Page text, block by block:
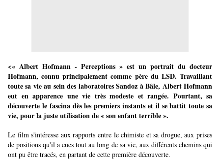
<« Albert Hofmann - Perceptions » est un portrait du docteur
Hofmann, connu principalement comme père du LSD. Travaillant
toute sa vie au sein des laboratoires Sandoz à Bâle, Albert Hofmann
eut en apparence une vie très modeste et rangée. Pourtant, sa
découverte le fascina dès les premiers instants et il se battit toute sa
vie, pour la juste utilisation de « son enfant terrible ».
Le film s'intéresse aux rapports entre le chimiste et sa drogue, aux prises
de positions qu'il a eues tout au long de sa vie, aux différents chemins qui
ont pu être tracés, en partant de cette première découverte.